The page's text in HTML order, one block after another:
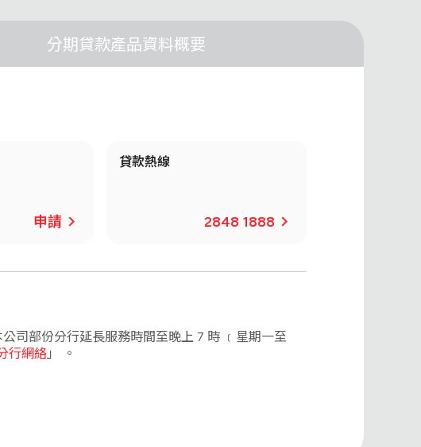
分期貸款產品資料概要
申請
貸款熱線
2848 1888
司部份分行延長服務時間至晚上 7 時 ﹝星期一至
行網絡 」 。